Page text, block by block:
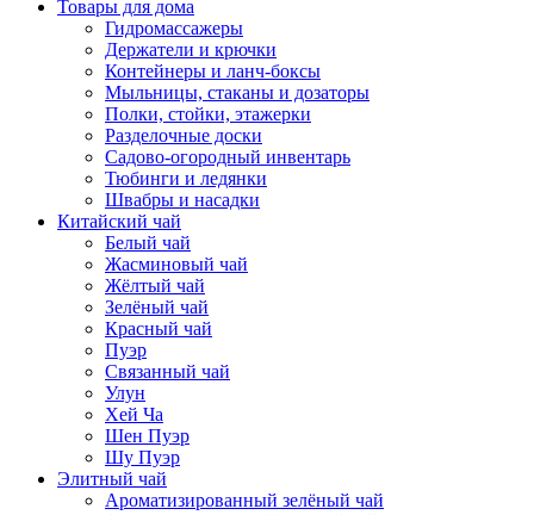
Товары для дома
Гидромассажеры
Держатели и крючки
Контейнеры и ланч-боксы
Мыльницы, стаканы и дозаторы
Полки, стойки, этажерки
Разделочные доски
Садово-огородный инвентарь
Тюбинги и ледянки
Швабры и насадки
Китайский чай
Белый чай
Жасминовый чай
Жёлтый чай
Зелёный чай
Красный чай
Пуэр
Связанный чай
Улун
Хей Ча
Шен Пуэр
Шу Пуэр
Элитный чай
Ароматизированный зелёный чай